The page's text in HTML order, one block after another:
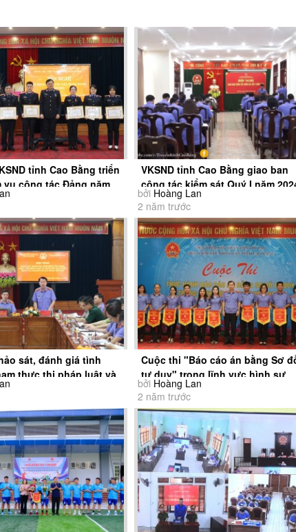
tỉnh Cao Bằng triển
vụ công tác Đảng năm
VKSND tỉnh Cao Bằng giao ban
công tác kiểm sát Quý I năm
bởi Hoàng Lan
2 năm trước
sát, đánh giá tình
thực thi pháp luật và
Cuộc thi "Báo cáo án bằng Sơ
tư duy" trong lĩnh vực hình sự
bởi Hoàng Lan
2 năm trước